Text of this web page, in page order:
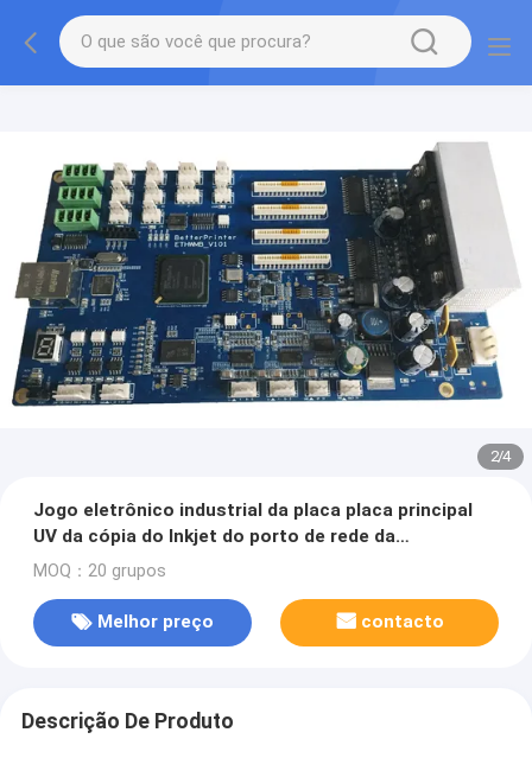
2/4
Jogo eletrônico industrial da placa placa principal
UV da cópia do Inkjet do porto de rede da
impressora TX800 do leito da única
MOQ：20 grupos
Melhor preço contacto
Descrição De Produto